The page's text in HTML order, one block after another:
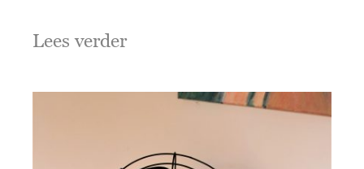
Lees verder